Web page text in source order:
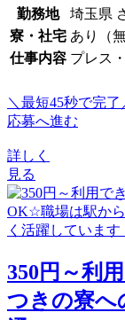
勤務地
埼玉県
寮・社宅 あり（無
仕事内容 プレス
＼最短45秒で完了
応募へ進む
詳しく
見る
350円～利
つきの寮へ